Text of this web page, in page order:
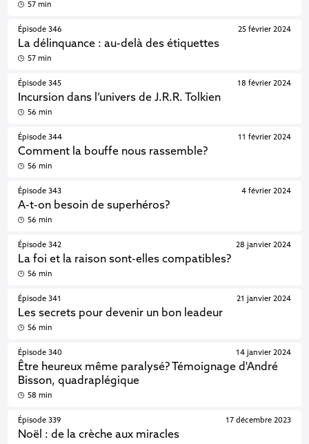
57 min
Épisode 346
La délinquance : au-delà des étiquettes
25 février 2024
57 min
Épisode 345
Incursion dans l’univers de J.R.R. Tolkien
18 février 2024
56 min
Épisode 344
Comment la bouffe nous rassemble?
11 février 2024
56 min
Épisode 343
A-t-on besoin de superhéros?
4 février 2024
56 min
Épisode 342
La foi et la raison sont-elles compatibles?
28 janvier 2024
56 min
Épisode 341
Les secrets pour devenir un bon leadeur
21 janvier 2024
56 min
Épisode 340
Être heureux même paralysé? Témoignage d'André
Bisson, quadraplégique
14 janvier 2024
58 min
Épisode 339
Noël : de la crèche aux miracles
17 décembre 2023